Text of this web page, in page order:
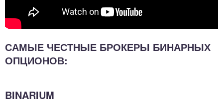
САМЫЕ ЧЕСТНЫЕ БРОКЕРЫ БИНАРНЫХ
ОПЦИОНОВ:
BINARIUM